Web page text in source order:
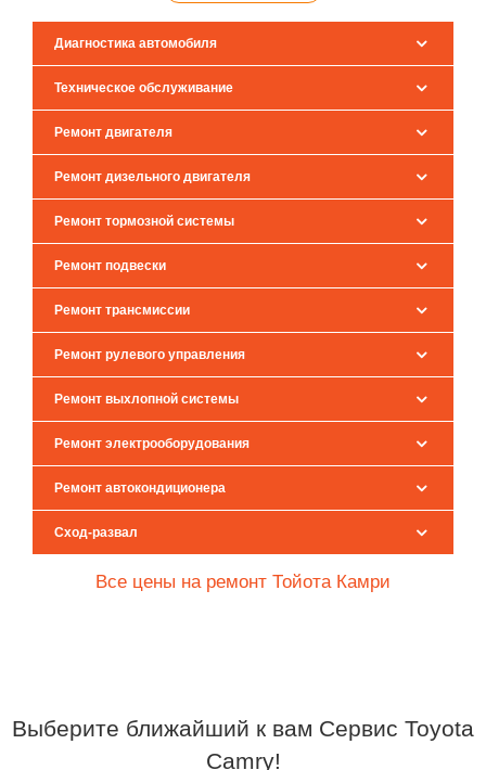
Диагностика автомобиля
Техническое обслуживание
Ремонт двигателя
Ремонт дизельного двигателя
Ремонт тормозной системы
Ремонт подвески
Ремонт трансмиссии
Ремонт рулевого управления
Ремонт выхлопной системы
Ремонт электрооборудования
Ремонт автокондиционера
Сход-развал
Все цены на ремонт Тойота Камри
Выберите ближайший к вам Сервис Toyota
Camry!